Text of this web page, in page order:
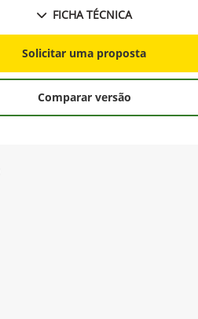
FICHA TÉCNICA
Solicitar uma proposta
Comparar versão